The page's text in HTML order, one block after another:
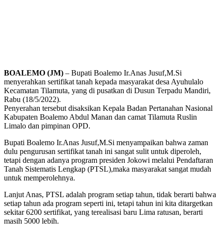
BOALEMO (JM) – Bupati Boalemo Ir.Anas Jusuf,M.Si
menyerahkan sertifikat tanah kepada masyarakat desa Ayuhulalo
Kecamatan Tilamuta, yang di pusatkan di Dusun Terpadu Mandiri,
Rabu (18/5/2022).
Penyerahan tersebut disaksikan Kepala Badan Pertanahan Nasional
Kabupaten Boalemo Abdul Manan dan camat Tilamuta Ruslin
Limalo dan pimpinan OPD.
Bupati Boalemo Ir.Anas Jusuf,M.Si menyampaikan bahwa zaman
dulu pengurusan sertifikat tanah ini sangat sulit untuk diperoleh,
tetapi dengan adanya program presiden Jokowi melalui Pendaftaran
Tanah Sistematis Lengkap (PTSL),maka masyarakat sangat mudah
untuk memperolehnya.
Lanjut Anas, PTSL adalah program setiap tahun, tidak berarti bahwa
setiap tahun ada program seperti ini, tetapi tahun ini kita ditargetkan
sekitar 6200 sertifikat, yang terealisasi baru Lima ratusan, berarti
masih 5000 lebih.